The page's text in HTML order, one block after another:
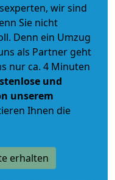
wir sind
Sie nicht
Denn ein Umzug
als Partner geht
nur ca. 4 Minuten
und
unserem
Ihnen die
erhalten